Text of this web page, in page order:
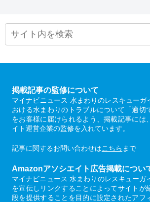
掲載記事の監修について
マイナビニュース 水まわりのレスキューガ
おける水まわりのトラブルについて「適切
をお客様に届けられるよう、掲載記事には
イト運営企業の監修を入れています。
記事に関するお問い合わせはこちら まで
Amazonアソシエイト広告掲載につい
マイナビニュース 水まわりのレスキューガ
を宣伝しリンクすることによってサイトが
段を提供することを目的に設定されたアフ